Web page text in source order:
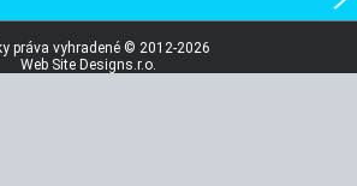
práva vyhradené © 2012-2026
Web Site Designs.r.o.